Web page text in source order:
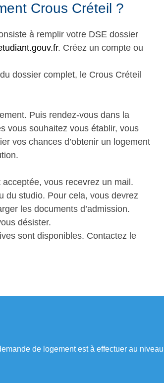
Crous Créteil ?
à remplir votre DSE dossier
. Créez un compte ou
dossier complet, le Crous Créteil
Puis rendez-vous dans la
vous souhaitez vous établir, vous
vos chances d’obtenir un logement
vous recevrez un mail.
du studio. Pour cela, vous devrez
les documents d’admission.
désister.
sont disponibles. Contactez le
de logement est à effectuer au